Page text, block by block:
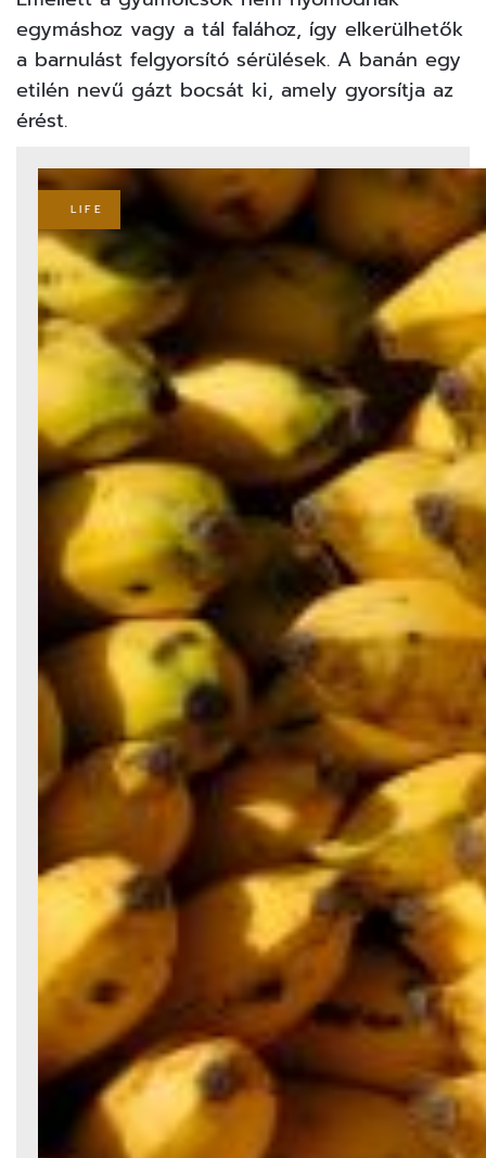
egymáshoz vagy a tál falához, így elkerülhetők
a barnulást felgyorsító sérülések. A banán egy
etilén nevű gázt bocsát ki, amely gyorsítja az
érést.
LIFE